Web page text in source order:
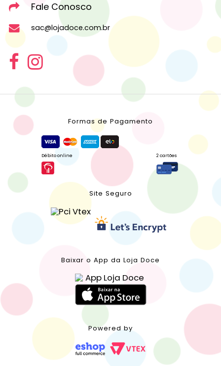
Fale Conosco
sac@lojadoce.com.br
Formas de Pagamento
Débito online 2 cartões
Site Seguro
Baixar o App da Loja Doce
Powered by